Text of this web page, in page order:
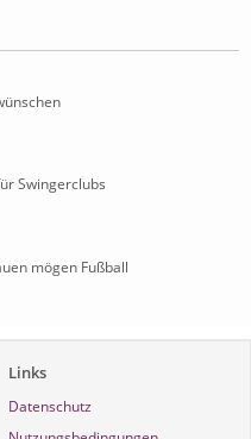
Swingerclubs
mögen Fußball
Links
Datenschutz